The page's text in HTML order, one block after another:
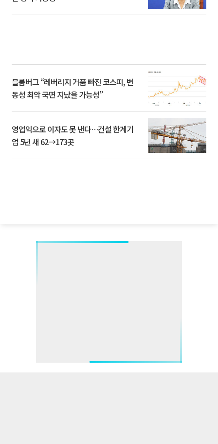
블룸버그 “레버리지 거품 빠진 코스피, 변
동성 최악 국면 지났을 가능성”
영업익으로 이자도 못 낸다…건설 한계기
업 5년 새 62→173곳